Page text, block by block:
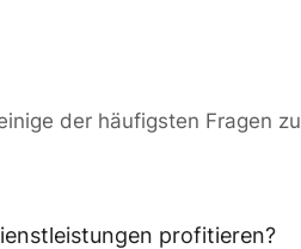
der häufigsten Fragen zu
profitieren?